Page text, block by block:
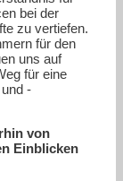
bei der
zu vertiefen.
für den
uns auf
für eine
-
von
Einblicken